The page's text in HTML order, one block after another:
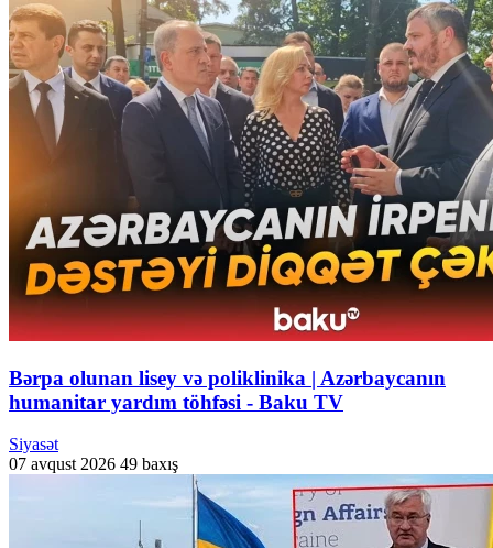
Bərpa olunan lisey və poliklinika | Azərbaycanın
humanitar yardım töhfəsi - Baku TV
Siyasət
07 avqust 2026 49 baxış